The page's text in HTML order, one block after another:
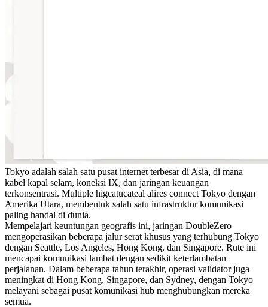
Tokyo adalah salah satu pusat internet terbesar di Asia, di mana
kabel kapal selam, koneksi IX, dan jaringan keuangan
terkonsentrasi. Multiple higcatucateal alires connect Tokyo dengan
Amerika Utara, membentuk salah satu infrastruktur komunikasi
paling handal di dunia.
Mempelajari keuntungan geografis ini, jaringan DoubleZero
mengoperasikan beberapa jalur serat khusus yang terhubung Tokyo
dengan Seattle, Los Angeles, Hong Kong, dan Singapore. Rute ini
mencapai komunikasi lambat dengan sedikit keterlambatan
perjalanan. Dalam beberapa tahun terakhir, operasi validator juga
meningkat di Hong Kong, Singapore, dan Sydney, dengan Tokyo
melayani sebagai pusat komunikasi hub menghubungkan mereka
semua.